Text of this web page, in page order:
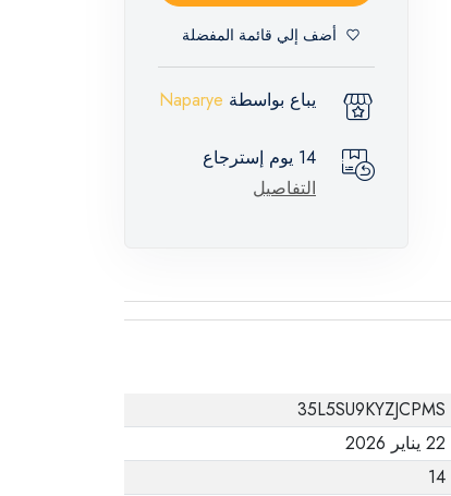
أضف إلي قائمة المفضلة
يباع بواسطة Naparye
14 يوم إسترجاع
التفاصيل
35L5SU9KYZJCPMS
22 يناير 2026
14